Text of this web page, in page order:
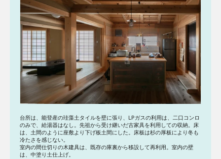
台所は、能登産の珪藻土タイルを壁に張り、LPガスの利用は、二口コンロ
のみで、給湯器はなし。先祖から受け継いだ古家具を利用しての収納。床
は、土間のように座敷より下げ板土間にした。床板は杉の厚板により冬も
冷たさを感じない。
室内の間仕切りの木建具は、既存の庫裏から移設して再利用。室内の壁
は、中塗り土仕上げ。